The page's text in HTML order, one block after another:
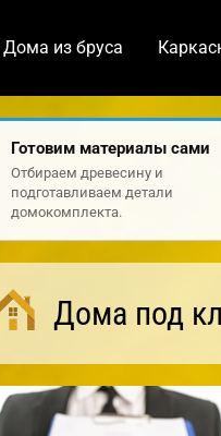
Дома из бруса
Готовим материалы сами
Отбираем древесину и
подготавливаем детали
домокомплекта.
Дома под